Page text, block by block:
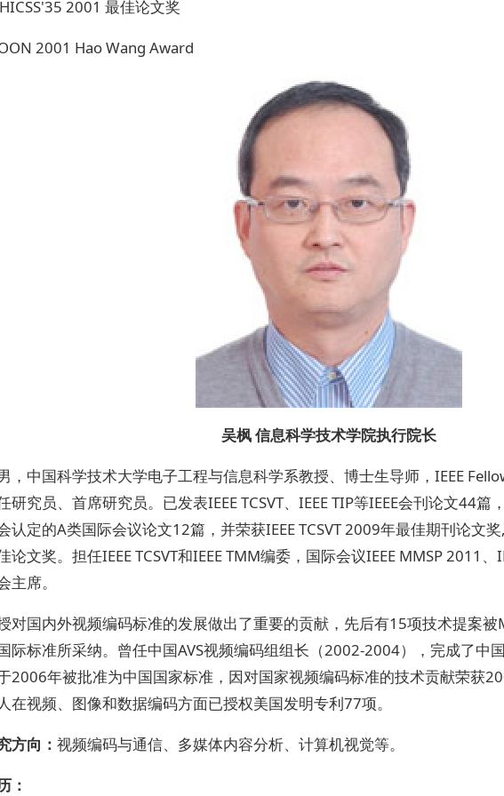
2001 最佳论文奖
2001 Hao Wang Award
吴枫 信息科学技术学院执行院长
，中国科学技术大学电子工程与信息科学系教授、博士生导师，IEEE
研究员、首席研究员。已发表IEEE TCSVT、IEEE TIP等IEEE会刊论文44篇
认定的A类国际会议论文12篇，并荣获IEEE TCSVT 2009年最佳期刊论文
论文奖。担任IEEE TCSVT和IEEE TMM编委，国际会议IEEE MMSP 2011
主席。
对国内外视频编码标准的发展做出了重要的贡献，先后有15项技术提案
际标准所采纳。曾任中国AVS视频编码组组长（2002-2004），完成了中
2006年被批准为中国国家标准，因对国家视频编码标准的技术贡献荣获
在视频、图像和数据编码方面已授权美国发明专利77项。
方向： 视频编码与通信、多媒体内容分析、计算机视觉等。
：